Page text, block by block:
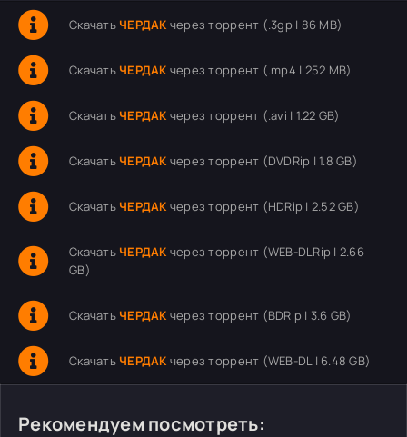
Скачать ЧЕРДАК через торрент (.3gp | 86 MB)
Скачать ЧЕРДАК через торрент (.mp4 | 252 MB)
Скачать ЧЕРДАК через торрент (.avi | 1.22 GB)
Скачать ЧЕРДАК через торрент (DVDRip | 1.8 GB)
Скачать ЧЕРДАК через торрент (HDRip | 2.52 GB)
Скачать ЧЕРДАК через торрент (WEB-DLRip | 2.66
GB)
Скачать ЧЕРДАК через торрент (BDRip | 3.6 GB)
Скачать ЧЕРДАК через торрент (WEB-DL | 6.48 GB)
Рекомендуем посмотреть: